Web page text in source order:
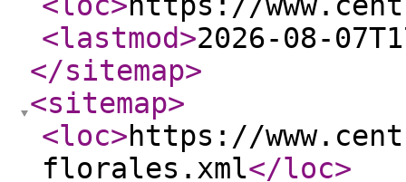
<lastmod>2026-08-
</sitemap>
<sitemap>
<loc>https://
florales.xml</loc>